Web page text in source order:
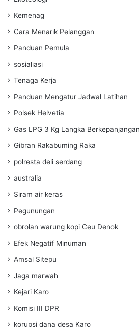
Kemenag
Cara Menarik Pelanggan
Panduan Pemula
sosialiasi
Tenaga Kerja
Panduan Mengatur Jadwal Latihan
Polsek Helvetia
Gas LPG 3 Kg Langka Berkepanjangan
Gibran Rakabuming Raka
polresta deli serdang
australia
Siram air keras
Pegunungan
obrolan warung kopi Ceu Denok
Efek Negatif Minuman
Amsal Sitepu
Jaga marwah
Kejari Karo
Komisi III DPR
korupsi dana desa Karo